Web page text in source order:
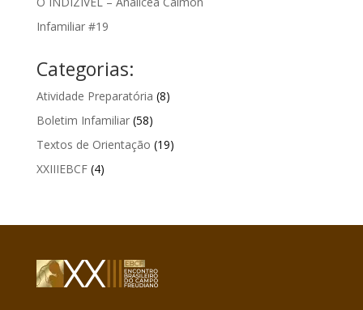
Infamiliar #19
Categorias:
Atividade Preparatória (8)
Boletim Infamiliar(58)
Textos de Orientação (19)
XXIIIEBCF(4)